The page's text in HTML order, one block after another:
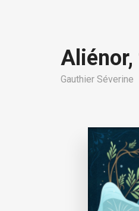
Gauthier Séverine